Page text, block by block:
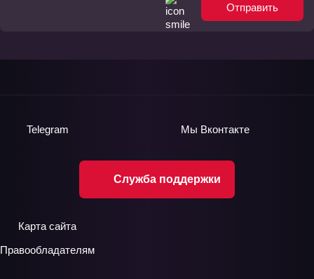
Отправить
Служба поддержки
Telegram Мы Вконтакте
Карта сайта
Правообладателям